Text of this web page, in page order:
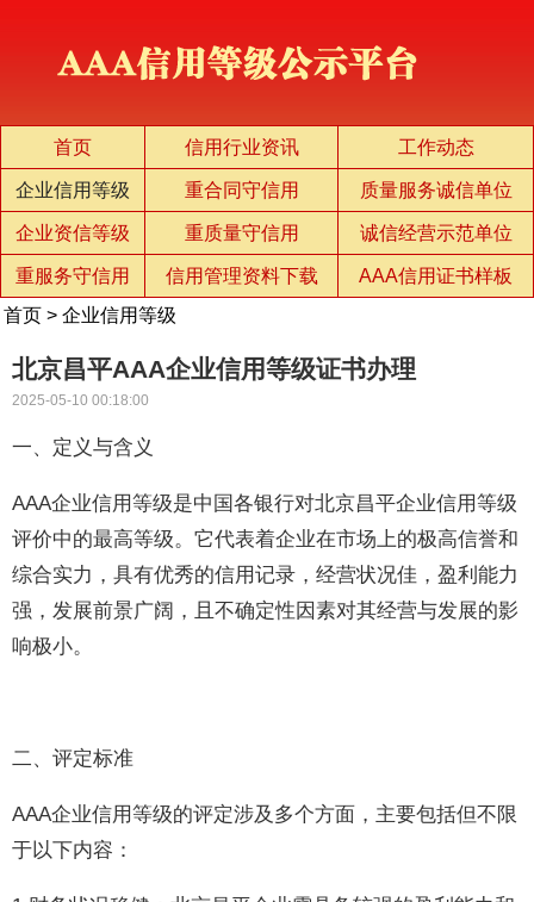
首页 信用行业资讯 工作动态
企业信用等级 重合同守信用 质量服务诚信单位
企业资信等级 重质量守信用 诚信经营示范单位
重服务守信用 信用管理资料下载
AAA信用证书样板
首页 > 企业信用等级
北京昌平AAA企业信用等级证书办理
2025-05-10 00:18:00
一、定义与含义
AAA企业信用等级是中国各银行对北京昌平企业信用等级
评价中的最高等级。它代表着企业在市场上的极高信誉和
综合实力，具有优秀的信用记录，经营状况佳，盈利能力
强，发展前景广阔，且不确定性因素对其经营与发展的影
响极小。
二、评定标准
AAA企业信用等级的评定涉及多个方面，主要包括但不限
于以下内容：